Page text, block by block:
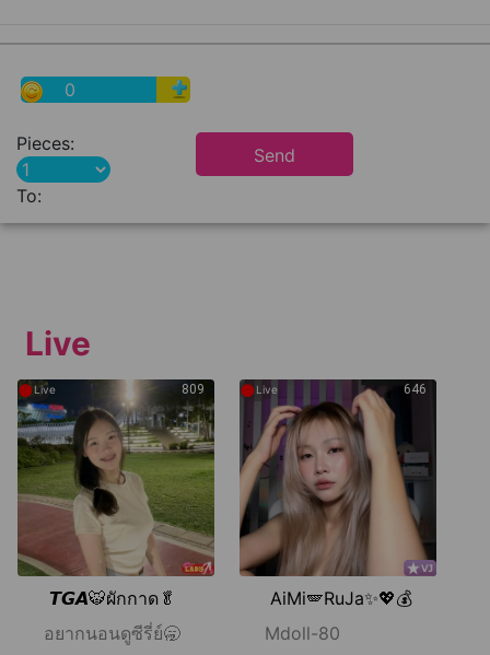
0
Pieces:
To:
Send
Live
809
●Live
𝙏𝙂𝘼🐯ผักกาด🥬
อยากนอนดูซีรี่ย์🥱
646
●Live
AiMi🪽RuJa✨💖💰
Mdoll-80